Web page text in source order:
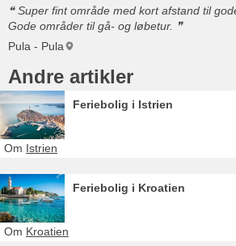
Super fint område med kort afstand til
Gode områder til gå- og løbetur.
Pula - Pula
Andre artikler
Feriebolig i Istrien
Om Istrien
Feriebolig i Kroatien
Om Kroatien